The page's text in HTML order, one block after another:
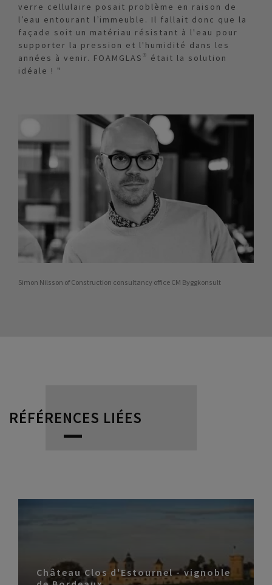
verre cellulaire posait problème en raison de
l’eau entourant l’immeuble. Il fallait donc que la
façade soit un matériau résistant à l'eau pour
supporter la pression et l'humidité dans les
années à venir. FOAMGLAS® était la solution
idéale ! "
Simon Nilsson of Construction consultancy office CM Byggkonsult
RÉFÉRENCES LIÉES
Château Clos d'Estournel - vignoble